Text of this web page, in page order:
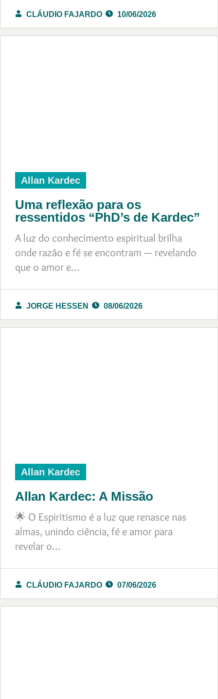
CLÁUDIO FAJARDO 10/06/2026
Allan Kardec
Uma reflexão para os
ressentidos “PhD’s de Kardec”
A luz do conhecimento espiritual brilha
onde razão e fé se encontram — revelando
que o amor e…
JORGE HESSEN 08/06/2026
Allan Kardec
Allan Kardec: A Missão
🌟 O Espiritismo é a luz que renasce nas
almas, unindo ciência, fé e amor para
revelar o…
CLÁUDIO FAJARDO 07/06/2026